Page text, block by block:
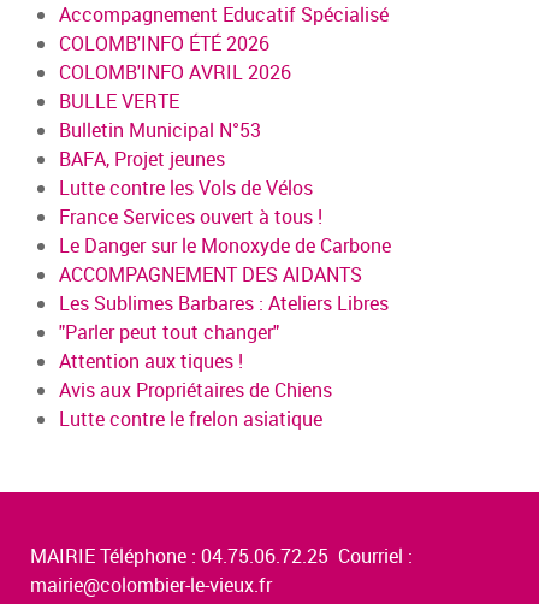
Accompagnement Educatif Spécialisé
COLOMB'INFO ÉTÉ 2026
COLOMB'INFO AVRIL 2026
BULLE VERTE
Bulletin Municipal N°53
BAFA, Projet jeunes
Lutte contre les Vols de Vélos
France Services ouvert à tous !
Le Danger sur le Monoxyde de Carbone
ACCOMPAGNEMENT DES AIDANTS
Les Sublimes Barbares : Ateliers Libres
"Parler peut tout changer"
Attention aux tiques !
Avis aux Propriétaires de Chiens
Lutte contre le frelon asiatique
MAIRIE Téléphone : 04.75.06.72.25 Courriel :
mairie@colombier-le-vieux.fr